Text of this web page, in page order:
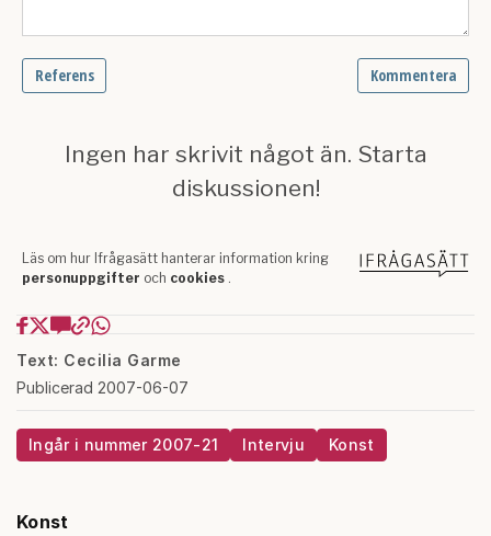
Text: Cecilia Garme
Publicerad 2007-06-07
Ingår i nummer 2007-21 Intervju Konst
Konst